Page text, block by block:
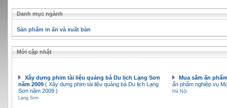
Danh mục ngành
Sản phẩm in ấn và xuất bản
Mới cập nhật
Xây dựng phim tài liệu quảng bá Du lịch Lạng Sơn
năm 2009 ( Xây dựng phim tài liệu quảng bá Du lịch Lạng
Sơn năm 2009 )
Lạng Sơn
Mua sắm ấn
ấn phẩm nghiệp vụ
Hà Nội